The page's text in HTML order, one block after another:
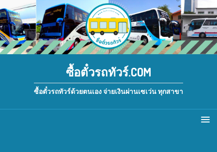
ซื้อตั๋วรถทัวร์.COM
ซื้อตั๋วรถทัวร์ด้วยตนเอง จ่ายเงินผ่านเซเว่น ทุกสาขา